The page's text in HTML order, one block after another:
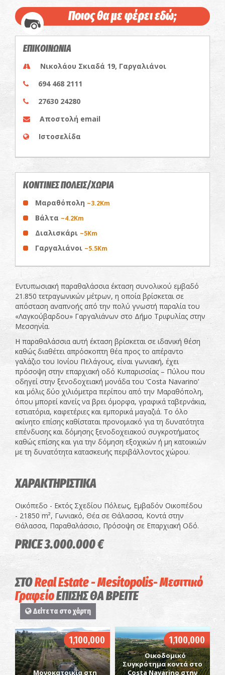
Ποιος θα με φέρει εδώ;
ΕΠΙΚΟΙΝΩΝΙΑ
Νικολάου Σκιαδά 19, Γαργαλιάνοι
694 468 2111
27630 24280
Αποστολή email
Ιστοσελίδα
ΚΟΝΤΙΝΕΣ ΠΟΛΕΙΣ/ΧΩΡΙΑ
Μαραθόπολη ~3.2Km
Βάλτα ~4.2Km
Διαλισκάρι ~5Km
Γαργαλιάνοι ~5.5Km
Εντυπωσιακή παραθαλάσσια έκταση συνολικού εμβαδό
21.850 τετραγωνικών μέτρων, η οποία βρίσκεται σε
απόσταση αναπνοής από την πολύ γνωστή παραλία του
«Λαγκούβαρδου» Γαργαλιάνων στο Δήμο Τριφυλίας στην
Μεσσηνία.
Η παραθαλάσσια αυτή έκταση βρίσκεται σε ιδανική θέση
καθώς διαθέτει απρόσκοπτη θέα προς το απέραντο
γαλάζιο του Ιονίου Πελάγους, είναι γωνιακή, έχει
πρόσοψη στην επαρχιακή οδό Κυπαρισσίας – Πύλου που
οδηγεί στην ξενοδοχειακή μονάδα του ‘Costa Navarino’
και μόλις δύο χιλιόμετρα περίπου από την Μαραθόπολη,
όπου μπορεί κανείς να βρει όμορφα, γραφικά ταβερνάκια,
εστιατόρια, καφετέριες και εμπορικά μαγαζιά. Το όλο
ακίνητο επίσης καθίσταται προνομιακό για τη δυνατότητα
επένδυσης και δόμησης ξενοδοχειακού συγκροτήματος
καθώς επίσης και για την δόμηση εξοχικών ή μη κατοικιών
με τη δυνατότητα κατασκευής περιβάλλοντος χώρου.
ΧΑΡΑΚΤΗΡΙΣΤΙΚΑ
Οικόπεδο - Εκτός Σχεδίου Πόλεως, Εμβαδόν Οικοπέδου
- 21850 m², Γωνιακό, Θέα σε Θάλασσα, Κοντά στην
Θάλασσα, Παραθαλάσσιο, Πρόσοψη σε Επαρχιακή Οδό.
PRICE 3.000.000 €
ΣΤΟReal Estate - Mesitopolis- Μεσιτικό
ΓραφείοΕΠΙΣΗΣ ΘΑ ΒΡΕΙΤΕ
Δείτε τα στο χάρτη
1,100,000
Μονοκατοικία στη
1,100,000
Οικοδομικό
Συγκρότημα κοντά στο
Costa Navarino στην